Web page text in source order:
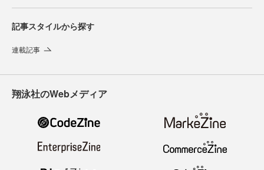
記事スタイルから探す
連載記事
翔泳社のWebメディア